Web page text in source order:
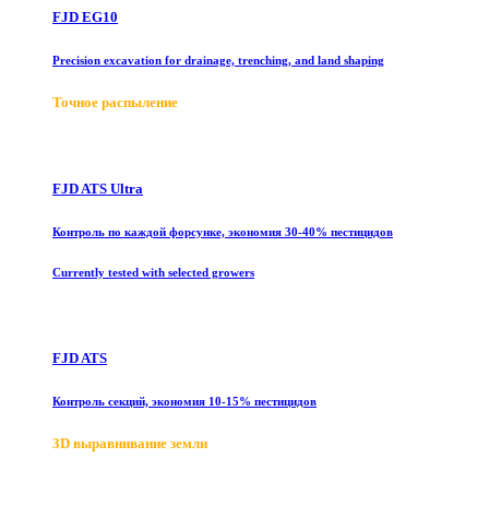
FJD EG10
Precision excavation for drainage, trenching, and land shaping
Точное распыление
FJD ATS Ultra
Контроль по каждой форсунке, экономия 30-40% пестицидов
Currently tested with selected growers
FJD ATS
Контроль секций, экономия 10-15% пестицидов
3D выравнивание земли